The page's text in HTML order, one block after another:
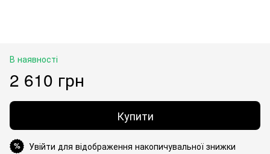
В наявності
2 610 грн
Купити
% Увійти для відображення накопичувальної знижки